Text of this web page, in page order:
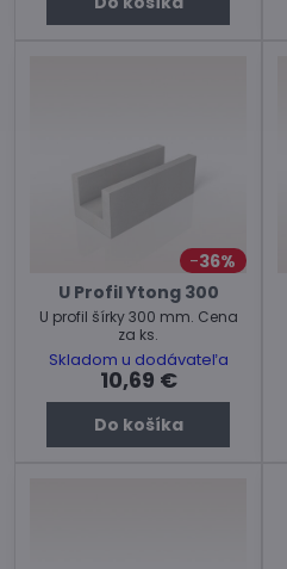
36%
U Profil Ytong 300
U profil šírky 300 mm. Cena
za ks.
Skladom u dodávateľa
10,69 €
Do košíka